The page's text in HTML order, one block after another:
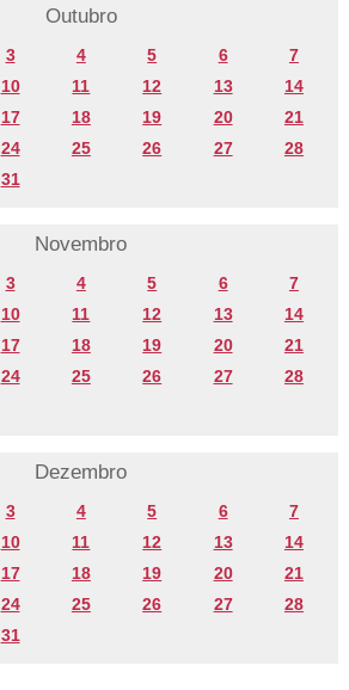
Outubro
3 4 5 6
7
10 11 12 13
14
17 18 19 20
21
24 25 26 27
28
31
Novembro
3 4 5 6
7
10 11 12 13
14
17 18 19 20
21
24 25 26 27
28
Dezembro
3 4 5 6
7
10 11 12 13
14
17 18 19 20
21
24 25 26 27
28
31